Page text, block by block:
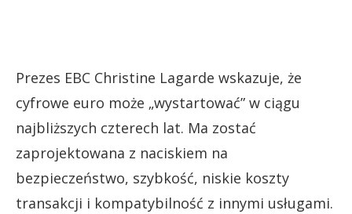
Prezes EBC Christine Lagarde wskazuje, że ​​
cyfrowe euro może „wystartować” w ciągu
najbliższych czterech lat. Ma zostać
zaprojektowana z naciskiem na
bezpieczeństwo, szybkość, niskie koszty
transakcji i kompatybilność z innymi usługami.